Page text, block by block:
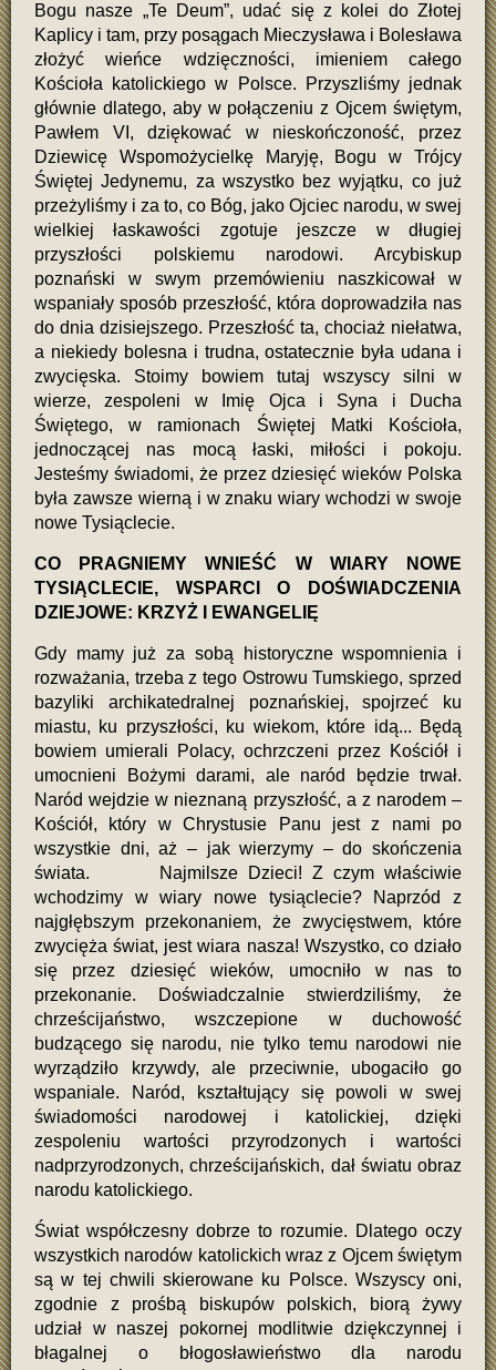
Bogu nasze „Te Deum”, udać się z kolei do Złotej
Kaplicy i tam, przy posągach Mieczysława i Bolesława
złożyć wieńce wdzięczności, imieniem całego
Kościoła katolickiego w Polsce. Przyszliśmy jednak
głównie dlatego, aby w połączeniu z Ojcem świętym,
Pawłem VI, dziękować w nieskończoność, przez
Dziewicę Wspomożycielkę Maryję, Bogu w Trójcy
Świętej Jedynemu, za wszystko bez wyjątku, co już
przeżyliśmy i za to, co Bóg, jako Ojciec narodu, w swej
wielkiej łaskawości zgotuje jeszcze w długiej
przyszłości polskiemu narodowi. Arcybiskup
poznański w swym przemówieniu naszkicował w
wspaniały sposób przeszłość, która doprowadziła nas
do dnia dzisiejszego. Przeszłość ta, chociaż niełatwa,
a niekiedy bolesna i trudna, ostatecznie była udana i
zwycięska. Stoimy bowiem tutaj wszyscy silni w
wierze, zespoleni w Imię Ojca i Syna i Ducha
Świętego, w ramionach Świętej Matki Kościoła,
jednoczącej nas mocą łaski, miłości i pokoju.
Jesteśmy świadomi, że przez dziesięć wieków Polska
była zawsze wierną i w znaku wiary wchodzi w swoje
nowe Tysiąclecie.
CO PRAGNIEMY WNIEŚĆ W WIARY NOWE
TYSIĄCLECIE, WSPARCI O DOŚWIADCZENIA
DZIEJOWE: KRZYŻ I EWANGELIĘ
Gdy mamy już za sobą historyczne wspomnienia i
rozważania, trzeba z tego Ostrowu Tumskiego, sprzed
bazyliki archikatedralnej poznańskiej, spojrzeć ku
miastu, ku przyszłości, ku wiekom, które idą... Będą
bowiem umierali Polacy, ochrzczeni przez Kościół i
umocnieni Bożymi darami, ale naród będzie trwał.
Naród wejdzie w nieznaną przyszłość, a z narodem –
Kościół, który w Chrystusie Panu jest z nami po
wszystkie dni, aż – jak wierzymy – do skończenia
świata. Najmilsze Dzieci! Z czym właściwie
wchodzimy w wiary nowe tysiąclecie? Naprzód z
najgłębszym przekonaniem, że zwycięstwem, które
zwycięża świat, jest wiara nasza! Wszystko, co działo
się przez dziesięć wieków, umocniło w nas to
przekonanie. Doświadczalnie stwierdziliśmy, że
chrześcijaństwo, wszczepione w duchowość
budzącego się narodu, nie tylko temu narodowi nie
wyrządziło krzywdy, ale przeciwnie, ubogaciło go
wspaniale. Naród, kształtujący się powoli w swej
świadomości narodowej i katolickiej, dzięki
zespoleniu wartości przyrodzonych i wartości
nadprzyrodzonych, chrześcijańskich, dał światu obraz
narodu katolickiego.
Świat współczesny dobrze to rozumie. Dlatego oczy
wszystkich narodów katolickich wraz z Ojcem świętym
są w tej chwili skierowane ku Polsce. Wszyscy oni,
zgodnie z prośbą biskupów polskich, biorą żywy
udział w naszej pokornej modlitwie dziękczynnej i
błagalnej o błogosławieństwo dla narodu